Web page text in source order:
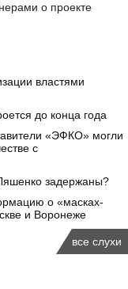
о проекте
властями
до конца года
«ЭФКО» могли
с
задержаны?
о «масках-
и Воронеже
все слухи